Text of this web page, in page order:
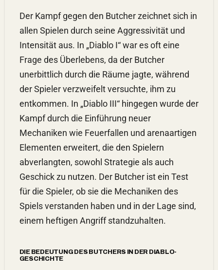
Der Kampf gegen den Butcher zeichnet sich in
allen Spielen durch seine Aggressivität und
Intensität aus. In „Diablo I“ war es oft eine
Frage des Überlebens, da der Butcher
unerbittlich durch die Räume jagte, während
der Spieler verzweifelt versuchte, ihm zu
entkommen. In „Diablo III“ hingegen wurde der
Kampf durch die Einführung neuer
Mechaniken wie Feuerfallen und arenaartigen
Elementen erweitert, die den Spielern
abverlangten, sowohl Strategie als auch
Geschick zu nutzen. Der Butcher ist ein Test
für die Spieler, ob sie die Mechaniken des
Spiels verstanden haben und in der Lage sind,
einem heftigen Angriff standzuhalten.
DIE BEDEUTUNG DES BUTCHERS IN DER DIABLO-
GESCHICHTE